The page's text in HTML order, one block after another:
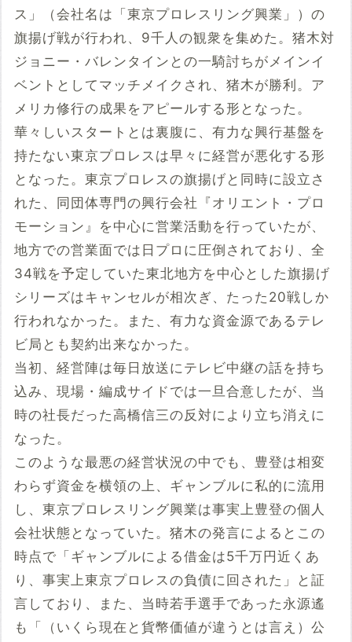
ス」（会社名は「東京プロレスリング興業」）の
旗揚げ戦が行われ、9千人の観衆を集めた。猪木対
ジョニー・バレンタインとの一騎討ちがメインイ
ベントとしてマッチメイクされ、猪木が勝利。ア
メリカ修行の成果をアピールする形となった。
華々しいスタートとは裏腹に、有力な興行基盤を
持たない東京プロレスは早々に経営が悪化する形
となった。東京プロレスの旗揚げと同時に設立さ
れた、同団体専門の興行会社『オリエント・プロ
モーション』を中心に営業活動を行っていたが、
地方での営業面では日プロに圧倒されており、全
34戦を予定していた東北地方を中心とした旗揚げ
シリーズはキャンセルが相次ぎ、たった20戦しか
行われなかった。また、有力な資金源であるテレ
ビ局とも契約出来なかった。
当初、経営陣は毎日放送にテレビ中継の話を持ち
込み、現場・編成サイドでは一旦合意したが、当
時の社長だった高橋信三の反対により立ち消えに
なった。
このような最悪の経営状況の中でも、豊登は相変
わらず資金を横領の上、ギャンブルに私的に流用
し、東京プロレスリング興業は事実上豊登の個人
会社状態となっていた。猪木の発言によるとこの
時点で「ギャンブルによる借金は5千万円近くあ
り、事実上東京プロレスの負債に回された」と証
言しており、また、当時若手選手であった永源遙
も「（いくら現在と貨幣価値が違うとは言え）公